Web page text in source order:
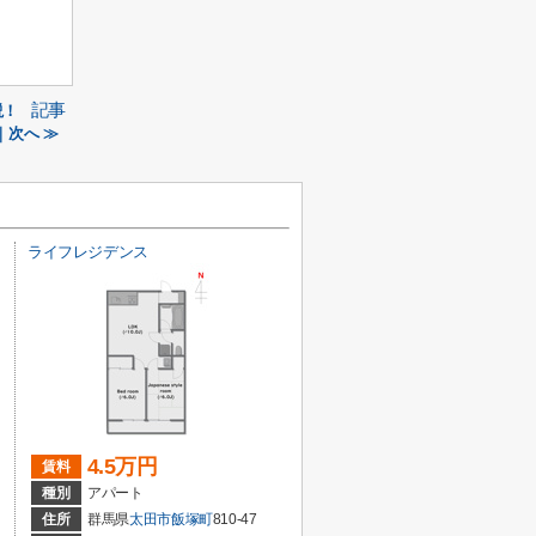
記事
次へ ≫
ライフレジデンス
賃料 4.5万円
種別
アパート
住所
群馬県太田市飯塚町810-47